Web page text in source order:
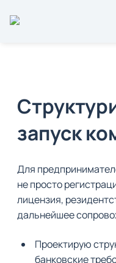
запуск
Для
не просто
лицензия,
дальнейшее
Проектирую
банковские